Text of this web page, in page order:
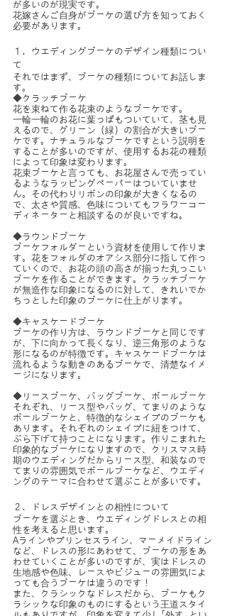
が多いのが現実です。
花嫁さんご自身がブーケの選び方を知っておく
必要があります。
１．ウエディングブーケのデザイン種類につい
て
それではまず、ブーケの種類についてお話しま
す。
◆クラッチブーケ
花を束ねて作る花束のようなブーケです。
一輪一輪のお花に葉っぱもついていて、茎も見
えるので、グリーン（緑）の割合が大きいブー
ケです。ナチュラルなブーケですという説明を
することが多いのですが、使用するお花の種類
によって印象は変わります。
花束ブーケと言っても、お花屋さんで売ってい
るようなラッピングペーパーはついていませ
ん。その代わりリボンの印象が大きくなるの
で、太さや質感、色味についてもフラワーコー
ディネーターと相談するのが良いですね。
◆ラウンドブーケ
ブーケフォルダーという資材を使用して作りま
す。花をフォルダのオアシス部分に指して作っ
ていくので、お花の頭の高さが揃った丸っこい
ブーケを作ることができます。クラッチブーケ
が無造作な印象になるのに対して、きれいでか
ちっとした印象のブーケに仕上がります。
◆キャスケードブーケ
ブーケの作り方は、ラウンドブーケと同じです
が、下に向かって長くなり、逆三角形のような
形になるのが特徴です。キャスケードブーケは
流れるような動きのあるブーケで、清楚なイメ
ージになります。
◆リースブーケ、バッグブーケ、ボールブーケ
それぞれ、リース型やバッグ、てまりのような
ボールブーケと、特徴的なシェイプのブーケも
あります。それぞれのシェイプに紐をつけて、
ぶら下げて持つことになります。作りこまれた
印象的なブーケになりますので、クリスマス時
期のウエディングだからリース型、和装なので
てまりの雰囲気でボールブーケなど、ウエディ
ングのテーマに合わせて選ぶことが多いです。
２．ドレスデザインとの相性について
ブーケを選ぶとき、ウエディングドレスとの相
性を考えると思います。
Aラインやプリンセスライン、マーメイドライン
など、ドレスの形にあわせて、ブーケの形をあ
わせていくことが多いのですが、実はドレスの
生地感や色味、レースやビジューの雰囲気によ
っても合うブーケは違うのです！
また、クラシックなドレスだから、ブーケもク
ラシックな印象のものにするという王道スタイ